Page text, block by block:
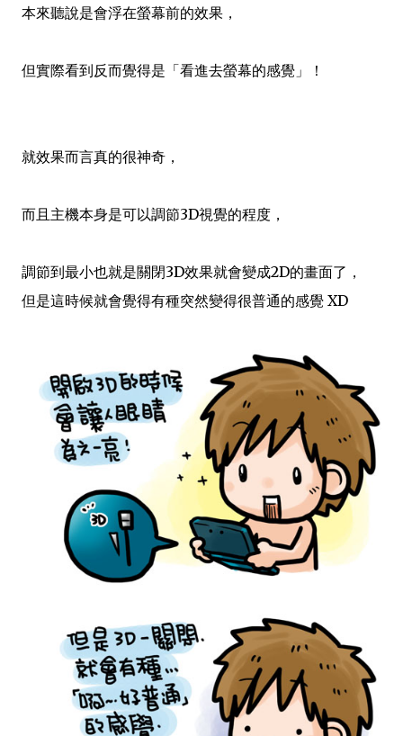
本來聽說是會浮在螢幕前的效果，
但實際看到反而覺得是「看進去螢幕的感覺」！
就效果而言真的很神奇，
而且主機本身是可以調節3D視覺的程度，
調節到最小也就是關閉3D效果就會變成2D的畫面了，
但是這時候就會覺得有種突然變得很普通的感覺 XD